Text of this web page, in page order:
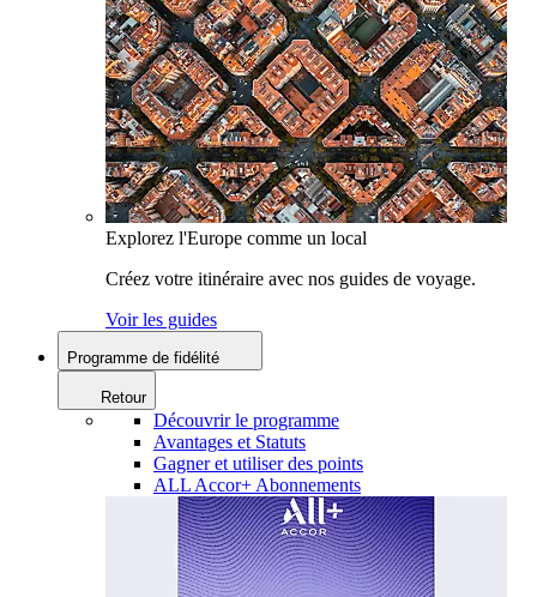
Explorez l'Europe comme un local
Créez votre itinéraire avec nos guides de voyage.
Voir les guides
Programme de fidélité
Retour
Découvrir le programme
Avantages et Statuts
Gagner et utiliser des points
ALL Accor+ Abonnements